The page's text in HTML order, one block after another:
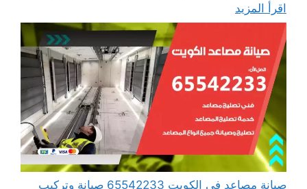
اقرأ المزيد
صيانة مصاعد في الكويت 65542233 صيانة وتركيب